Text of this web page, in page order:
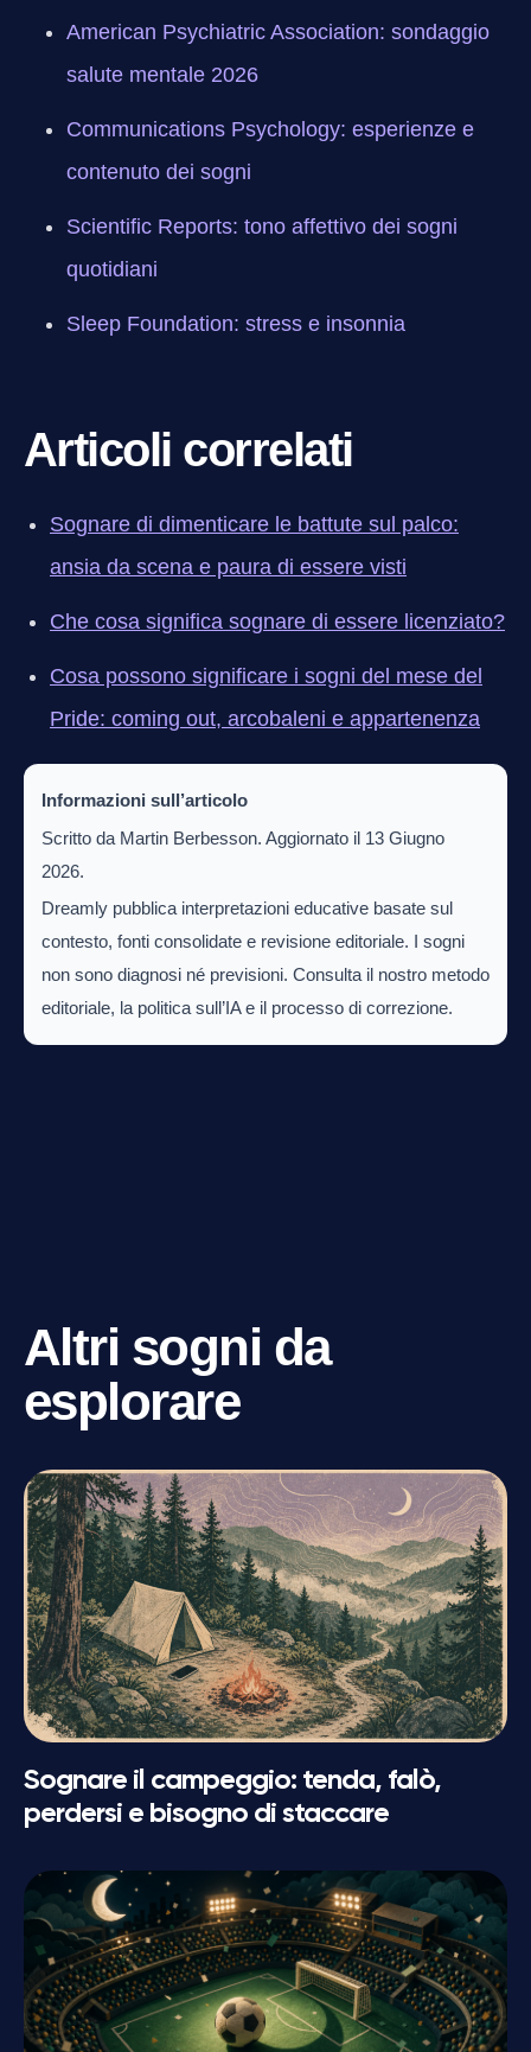
American Psychiatric Association: sondaggio
salute mentale 2026
Communications Psychology: esperienze e
contenuto dei sogni
Scientific Reports: tono affettivo dei sogni
quotidiani
Sleep Foundation: stress e insonnia
Articoli correlati
Sognare di dimenticare le battute sul palco:
ansia da scena e paura di essere visti
Che cosa significa sognare di essere licenziato?
Cosa possono significare i sogni del mese del
Pride: coming out, arcobaleni e appartenenza
Informazioni sull’articolo
Scritto da Martin Berbesson. Aggiornato il 13 Giugno
2026.
Dreamly pubblica interpretazioni educative basate sul
contesto, fonti consolidate e revisione editoriale. I sogni
non sono diagnosi né previsioni. Consulta il nostro metodo
editoriale, la politica sull’IA e il processo di correzione.
Altri sogni da
esplorare
Sognare il campeggio: tenda, falò,
perdersi e bisogno di staccare